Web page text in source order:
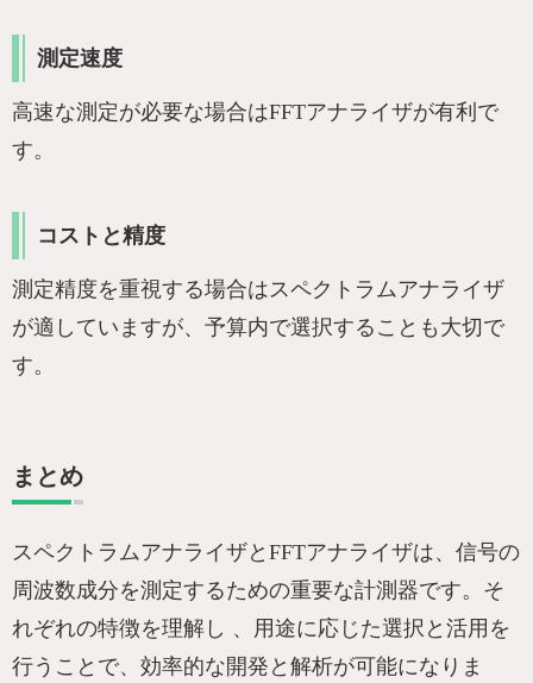
測定速度
高速な測定が必要な場合はFFTアナライザが有利で
す。
コストと精度
測定精度を重視する場合はスペクトラムアナライザ
が適していますが、予算内で選択することも大切で
す。
まとめ
スペクトラムアナライザとFFTアナライザは、信号の
周波数成分を測定するための重要な計測器です。そ
れぞれの特徴を理解し 、用途に応じた選択と活用を
行うことで、効率的な開発と解析が可能になりま